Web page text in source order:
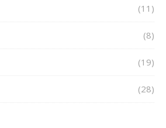
(11)
(8)
(19)
(28)